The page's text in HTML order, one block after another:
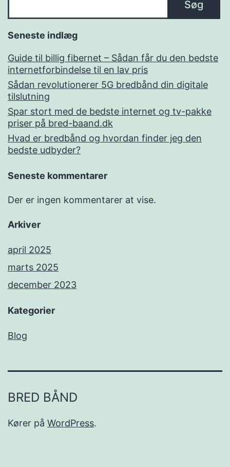
Søg
Seneste indlæg
Guide til billig fibernet – Sådan får du den bedste
internetforbindelse til en lav pris
Sådan revolutionerer 5G bredbånd din digitale
tilslutning
Spar stort med de bedste internet og tv-pakke
priser på bred-baand.dk
Hvad er bredbånd og hvordan finder jeg den
bedste udbyder?
Seneste kommentarer
Der er ingen kommentarer at vise.
Arkiver
april 2025
marts 2025
december 2023
Kategorier
Blog
BRED BÅND
Kører på WordPress.